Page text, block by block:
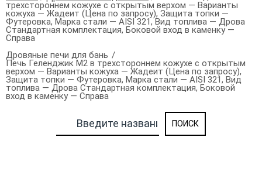
трехстороннем кожухе с открытым верхом — Варианты
кожуха — Жадеит (Цена по запросу), Защита топки —
Футеровка, Марка стали — AISI 321, Вид топлива — Дрова
Стандартная комплектация, Боковой вход в каменку —
Справа
Дровяные печи для бань
Печь Геленджик М2 в трехстороннем кожухе с открытым
верхом — Варианты кожуха — Жадеит (Цена по запросу),
Защита топки — Футеровка, Марка стали — AISI 321, Вид
топлива — Дрова Стандартная комплектация, Боковой
вход в каменку — Справа